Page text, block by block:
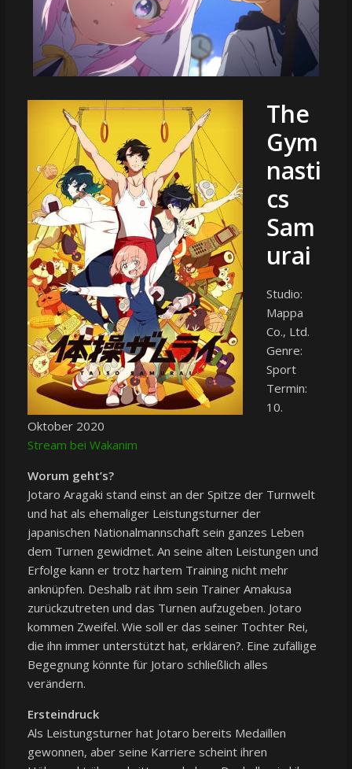
The
Gym
nasti
cs
Sam
urai
Studio:
Mappa
Co., Ltd.
Genre:
Sport
Termin:
10.
Oktober 2020
Stream bei Wakanim
Worum geht’s?
Jotaro Aragaki stand einst an der Spitze der Turnwelt
und hat als ehemaliger Leistungsturner der
japanischen Nationalmannschaft sein ganzes Leben
dem Turnen gewidmet. An seine alten Leistungen und
Erfolge kann er trotz hartem Training nicht mehr
anknüpfen. Deshalb rät ihm sein Trainer Amakusa
zurückzutreten und das Turnen aufzugeben. Jotaro
kommen Zweifel. Wie soll er das seiner Tochter Rei,
die ihn immer unterstützt hat, erklären?. Eine zufällige
Begegnung könnte für Jotaro schließlich alles
verändern.
Ersteindruck
Als Leistungsturner hat Jotaro bereits Medaillen
gewonnen, aber seine Karriere scheint ihren